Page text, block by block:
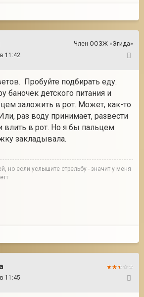
Член ООЗЖ «Эгида»
11:42
Пробуйте подбирать еду.
баночек детского питания и
заложить в рот. Может, как-то
раз воду принимает, развести
влить в рот. Но я бы пальцем
закладывала.
но если услышите стрельбу - значит у меня
11:45